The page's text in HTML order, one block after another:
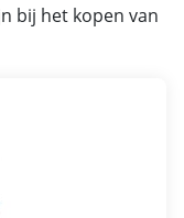
bij het kopen van